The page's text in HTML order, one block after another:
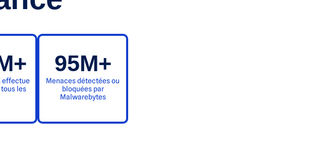
effectue
les
95M+
Menaces détectées ou
bloquées par
Malwarebytes